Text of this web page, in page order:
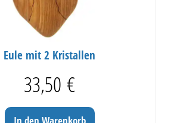
Eule mit 2 Kristallen
33,50 €
In den Warenkorb